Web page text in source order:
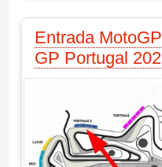
Entrada
GP Portugal